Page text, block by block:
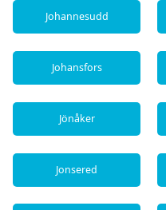
Johannesudd
Johansfors
Jönåker
Jonsered